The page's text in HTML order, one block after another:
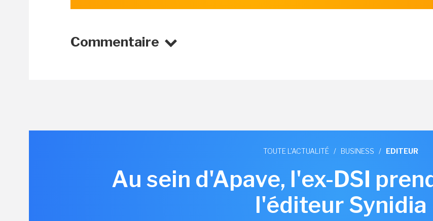
Commentaire
TOUTE L'ACTUALITÉ / BUSINESS / EDITEUR
Au sein d'Apave, l'ex-DSI
l'éditeur Synidia